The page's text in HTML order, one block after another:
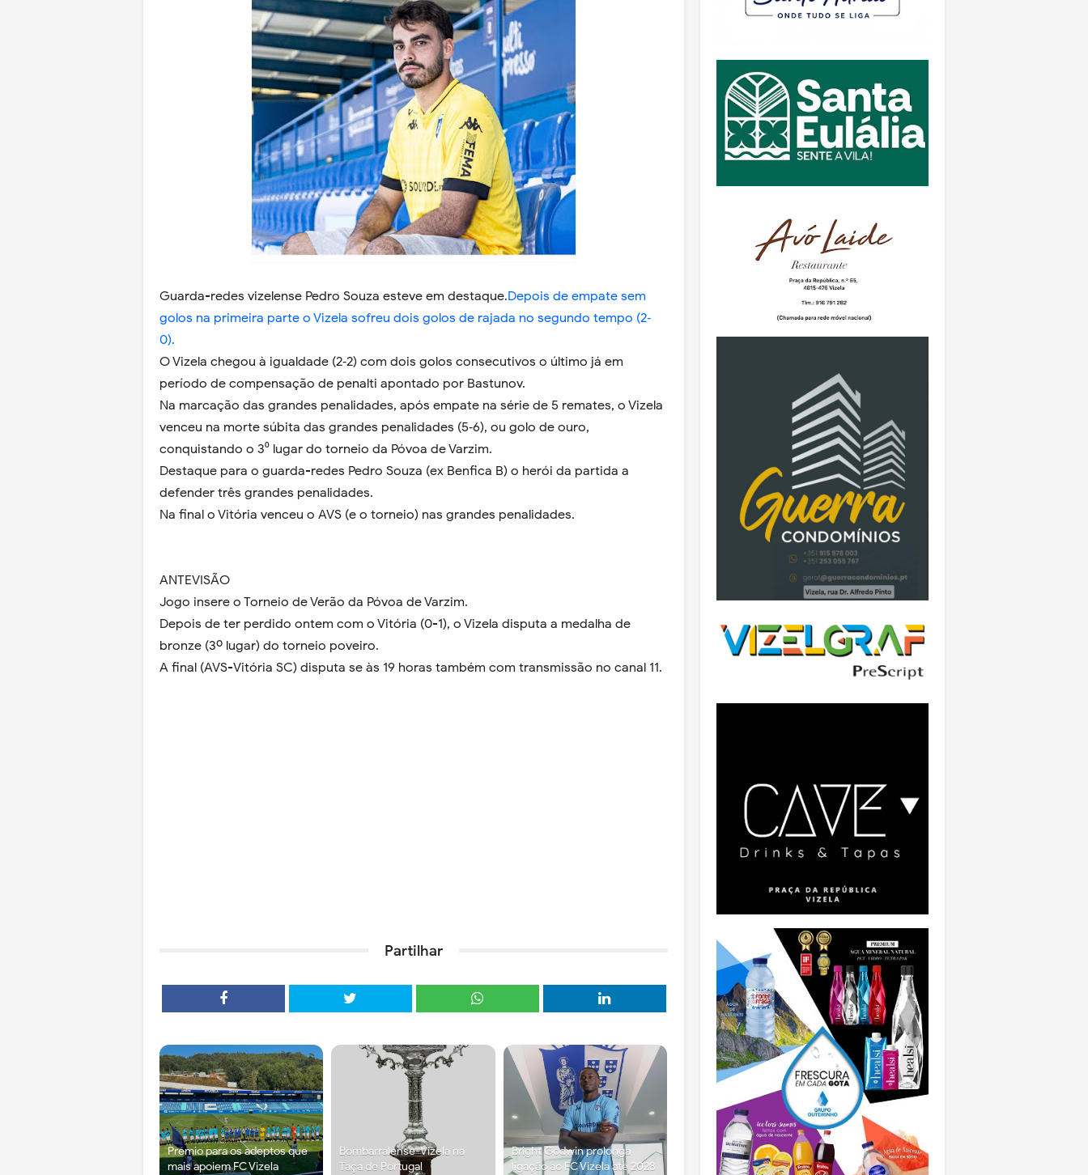
Guarda-redes vizelense Pedro Souza esteve em destaque.Depois de empate sem
golos na primeira parte o Vizela sofreu dois golos de rajada no segundo tempo (2‐
0).
O Vizela chegou à igualdade (2‐2) com dois golos consecutivos o último já em
período de compensação de penalti apontado por Bastunov.
Na marcação das grandes penalidades, após empate na série de 5 remates, o Vizela
venceu na morte súbita das grandes penalidades (5‐6), ou golo de ouro,
conquistando o 3⁰ lugar do torneio da Póvoa de Varzim.
Destaque para o guarda-redes Pedro Souza (ex Benfica B) o herói da partida a
defender três grandes penalidades.
Na final o Vitória venceu o AVS (e o torneio) nas grandes penalidades.
ANTEVISÃO
Jogo insere o Torneio de Verão da Póvoa de Varzim.
Depois de ter perdido ontem com o Vitória (0-1), o Vizela disputa a medalha de
bronze (3º lugar) do torneio poveiro.
A final (AVS-Vitória SC) disputa se às 19 horas também com transmissão no canal 11.
Partilhar
Prémio para os adeptos que
mais apoiem FC Vizela
Bombarralense-Vizela na
Taça de Portugal
Bright Godwin prolonga
ligação ao FC Vizela até 2028